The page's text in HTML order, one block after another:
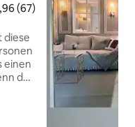
Bewertung:
(67)
diese
einen
du